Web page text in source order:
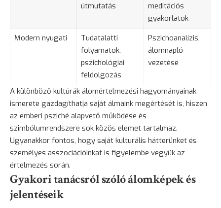
útmutatás
meditációs
gyakorlatok
Modern nyugati
Tudatalatti
folyamatok,
pszichológiai
feldolgozás
Pszichoanalízis,
álomnapló
vezetése
A különböző kultúrák álomértelmezési hagyományainak
ismerete gazdagíthatja saját álmaink megértését is, hiszen
az emberi psziché alapvető működése és
szimbólumrendszere sok közös elemet tartalmaz.
Ugyanakkor fontos, hogy saját kulturális hátterünket és
személyes asszociációinkat is figyelembe vegyük az
értelmezés során.
Gyakori tanácsról szóló álomképek és
jelentéseik